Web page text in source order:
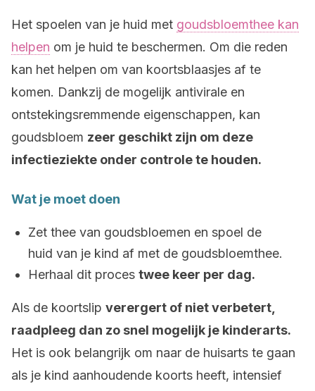
Het spoelen van je huid met goudsbloemthee kan
helpen om je huid te beschermen. Om die reden
kan het helpen om van koortsblaasjes af te
komen. Dankzij de mogelijk antivirale en
ontstekingsremmende eigenschappen, kan
goudsbloem zeer geschikt zijn om deze
infectieziekte onder controle te houden.
Wat je moet doen
Zet thee van goudsbloemen en spoel de
huid van je kind af met de goudsbloemthee.
Herhaal dit proces twee keer per dag.
Als de koortslip verergert of niet verbetert,
raadpleeg dan zo snel mogelijk je kinderarts.
Het is ook belangrijk om naar de huisarts te gaan
als je kind aanhoudende koorts heeft, intensief